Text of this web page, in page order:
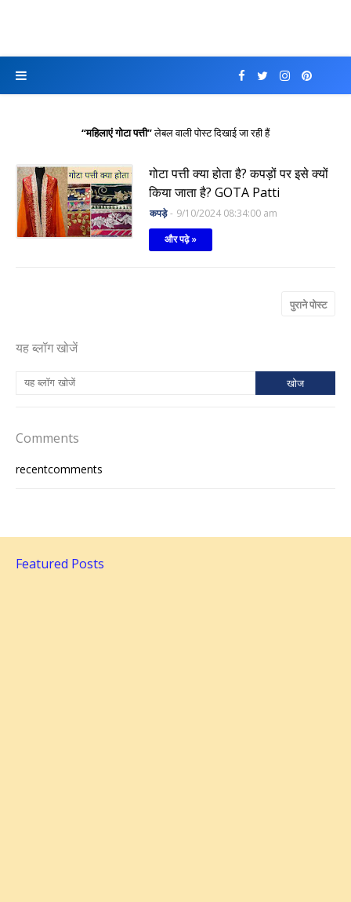
महिलाएं गोटा पत्ती लेबल वाली पोस्ट दिखाई जा रही हैं
गोटा पत्ती क्या होता है? कपड़ों पर इसे क्यों
किया जाता है? GOTA Patti
कपड़े - 9/10/2024 08:34:00 am
और पढ़े »
पुराने पोस्ट
यह ब्लॉग खोजें
Comments
recentcomments
Featured Posts